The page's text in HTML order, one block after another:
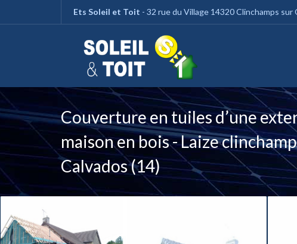
Ets Soleil et Toit - 32 rue du Village 14320 Clinchamps sur
Couverture en tuiles d’une
maison en bois - Laize
Calvados (14)
Panneau de gestion des cookies